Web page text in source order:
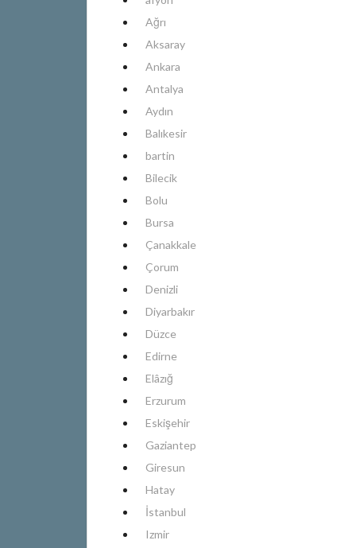
Ağrı
Aksaray
Ankara
Antalya
Aydın
Balıkesir
bartin
Bilecik
Bolu
Bursa
Çanakkale
Çorum
Denizli
Diyarbakır
Düzce
Edirne
Elâzığ
Erzurum
Eskişehir
Gaziantep
Giresun
Hatay
İstanbul
Izmir